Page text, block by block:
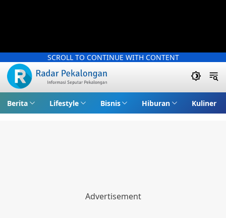
SCROLL TO CONTINUE WITH CONTENT
Berita Lifestyle Bisnis Hiburan Kuliner